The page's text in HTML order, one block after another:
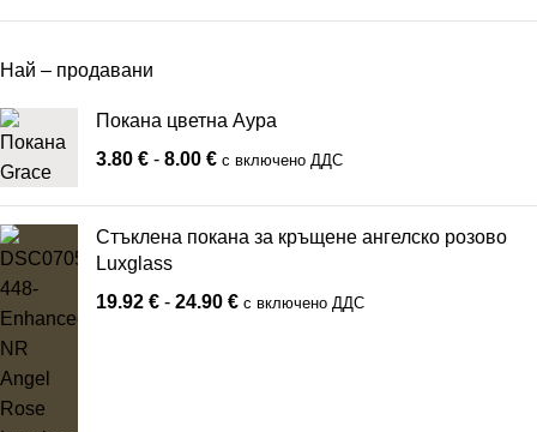
Най – продавани
Покана цветна Аура
3.80 € - 8.00 € с включено ДДС
Стъклена покана за кръщене ангелско розово
Luxglass
19.92 € - 24.90 € с включено ДДС